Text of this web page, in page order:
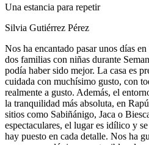
Una estancia para repetir
Silvia Gutiérrez Pérez
Nos ha encantado pasar unos días
dos familias con niñas durante
podía haber sido mejor. La casa es
cuidada con muchísimo gusto, con
realmente a gusto. Además, el
la tranquilidad más absoluta, en
sitios como Sabiñánigo, Jaca o
espectaculares, el lugar es idílico y
hay puesto en cada detalle. Nos ha